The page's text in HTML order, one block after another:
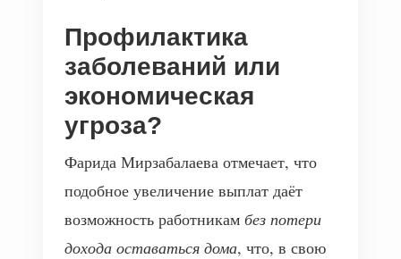
Профилактика
заболеваний или
экономическая
угроза?
Фарида Мирзабалаева отмечает, что
подобное увеличение выплат даёт
возможность работникам без потери
дохода оставаться дома, что, в свою